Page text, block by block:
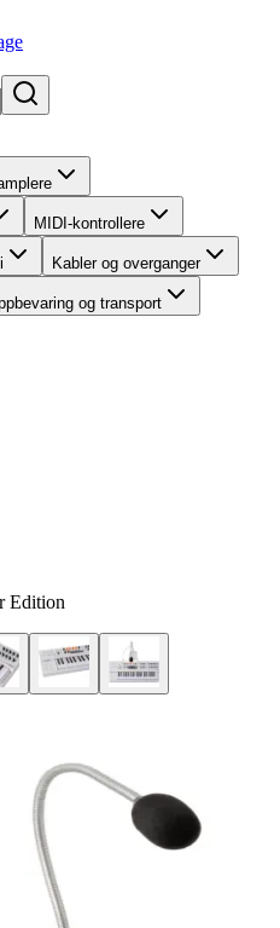
MIDI-kontrollere
Kabler og overganger
og transport
Edition